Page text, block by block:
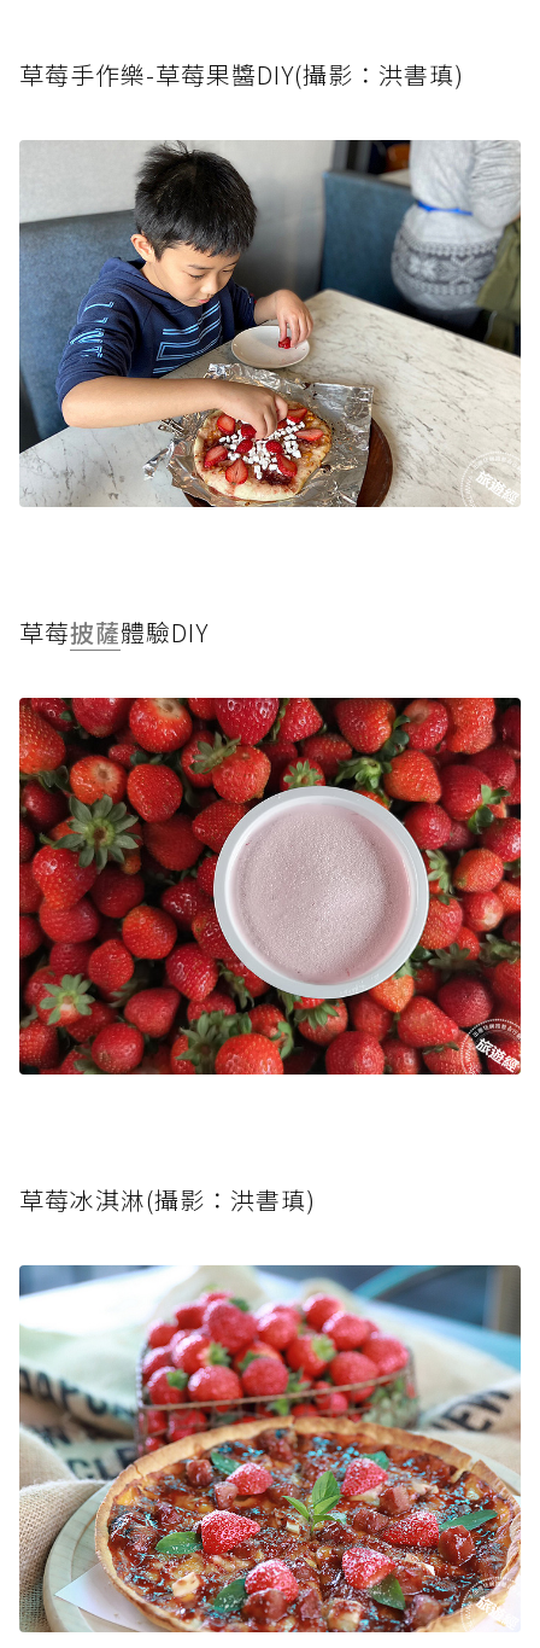
草莓手作樂-草莓果醬DIY(攝影：洪書瑱)
草莓披薩體驗DIY
草莓冰淇淋(攝影：洪書瑱)